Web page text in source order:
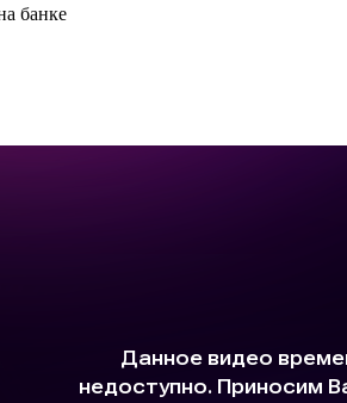
банке